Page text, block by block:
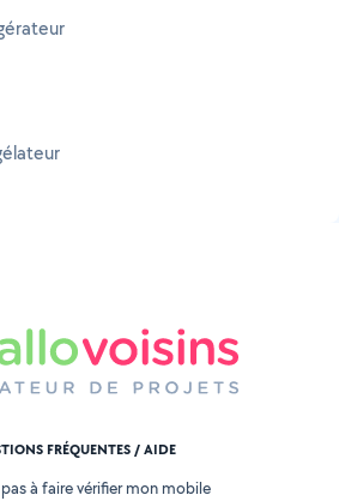
FRÉQUENTES / AIDE
pas à faire vérifier mon mobile